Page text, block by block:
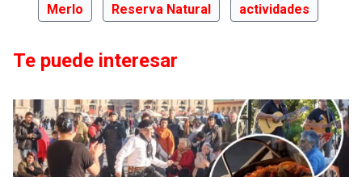
Merlo Reserva Natural actividades
Te puede interesar